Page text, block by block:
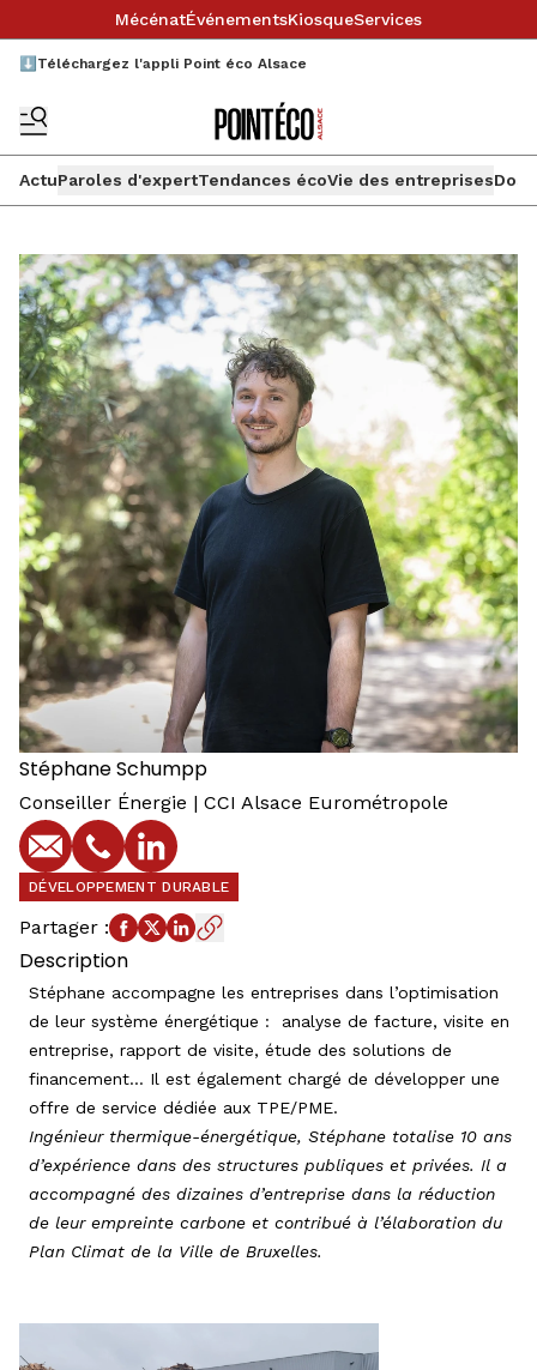
MécénatÉvénementsKiosqueServices
⬇️Téléchargez l'appli Point éco Alsace
ActuParoles d'expertTendances écoVie des entreprises
StéphaneSchumpp
Conseiller Énergie | CCI Alsace Eurométropole
E-mailTéléphoneProfil LinkedIn
DÉVELOPPEMENT DURABLE
Partager :
Description
Stéphane accompagne les entreprises dans l’optimisation
de leur système énergétique : analyse de facture, visite en
entreprise, rapport de visite, étude des solutions de
financement… Il est également chargé de développer une
offre de service dédiée aux TPE/PME.
Ingénieur thermique-énergétique, Stéphane totalise 10 ans
d’expérience dans des structures publiques et privées. Il a
accompagné des dizaines d’entreprise dans la réduction
de leur empreinte carbone et contribué à l’élaboration du
Plan Climat de la Ville de Bruxelles.